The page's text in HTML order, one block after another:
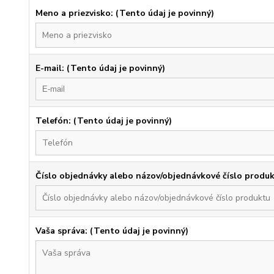
Meno a priezvisko: (Tento údaj je povinný)
E-mail: (Tento údaj je povinný)
Telefón: (Tento údaj je povinný)
Číslo objednávky alebo názov/objednávkové číslo
Vaša správa: (Tento údaj je povinný)